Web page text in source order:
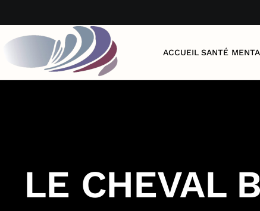
Accéder au contenu principal
ACCUEIL SANTÉ
LE CHEVAL